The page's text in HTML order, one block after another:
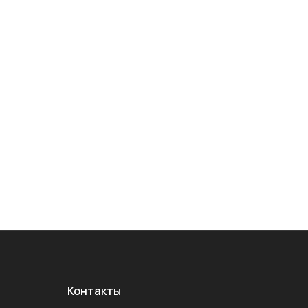
Контакты